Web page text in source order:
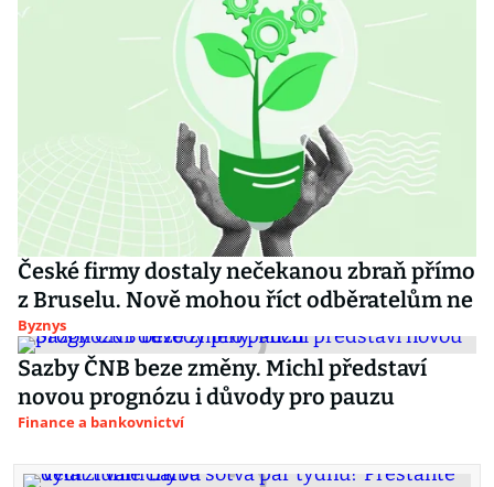
České firmy dostaly nečekanou zbraň přímo
z Bruselu. Nově mohou říct odběratelům ne
Byznys
Sazby ČNB beze změny. Michl představí
novou prognózu i důvody pro pauzu
Finance a bankovnictví